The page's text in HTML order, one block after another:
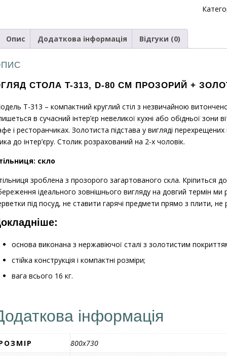
Опис Додаткова інформація Відгуки (0)
СТОЛА T-313, D-80 СМ ПРОЗОРИЙ +
T-313 – компактний круглий стіл з незвичайною
в сучасний інтер’єр невеликої кухні або обідньої
і ресторанчиках. Золотиста підстава у вигляді
до інтер’єру. Столик розрахований на 2-х чоловік.
скло
зроблена з прозорого загартованого скла. Кріпиться
ідеального зовнішнього вигляду на довгий термін ми
під посуд, не ставити гарячі предмети прямо з плити, не
основа виконана з нержавіючої сталі з золотистим
стійка конструкція і компактні розміри;
вага всього 16 кг.
інформація
800х730